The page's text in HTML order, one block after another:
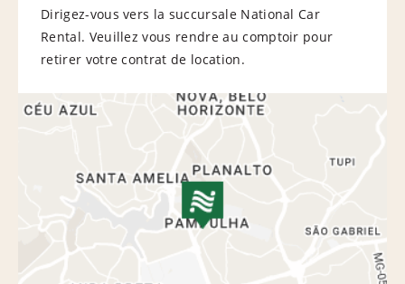
Dirigez-vous vers la succursale National Car
Rental. Veuillez vous rendre au comptoir pour
retirer votre contrat de location.